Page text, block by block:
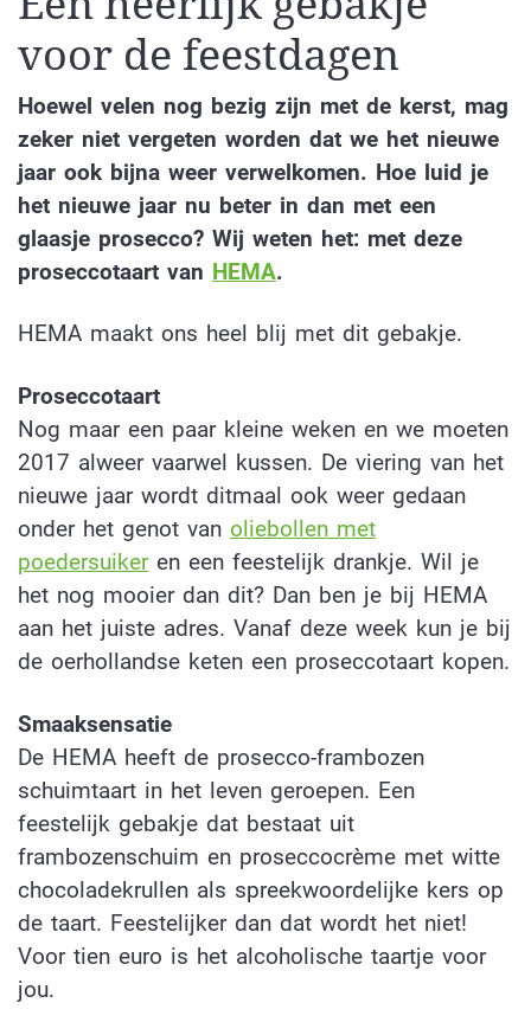
voor de feestdagen
Hoewel velen nog bezig zijn met de kerst, mag
zeker niet vergeten worden dat we het nieuwe
jaar ook bijna weer verwelkomen. Hoe luid je
het nieuwe jaar nu beter in dan met een
glaasje prosecco? Wij weten het: met deze
proseccotaart van HEMA.
HEMA maakt ons heel blij met dit gebakje.
Proseccotaart
Nog maar een paar kleine weken en we moeten
2017 alweer vaarwel kussen. De viering van het
nieuwe jaar wordt ditmaal ook weer gedaan
onder het genot van oliebollen met
poedersuikeren een feestelijk drankje. Wil je
het nog mooier dan dit? Dan ben je bij HEMA
aan het juiste adres. Vanaf deze week kun je bij
de oerhollandse keten een proseccotaart kopen.
Smaaksensatie
De HEMA heeft de prosecco-frambozen
schuimtaart in het leven geroepen. Een
feestelijk gebakje dat bestaat uit
frambozenschuim en proseccocrème met witte
chocoladekrullen als spreekwoordelijke kers op
de taart. Feestelijker dan dat wordt het niet!
Voor tien euro is het alcoholische taartje voor
jou.